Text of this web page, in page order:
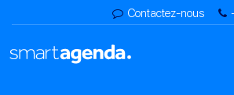
Contactez-nous